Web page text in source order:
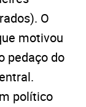
O
motivou
pedaço do
político